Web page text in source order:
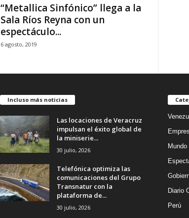
“Metallica Sinfónico” llega a la
Sala Ríos Reyna con un
espectáculo...
6 agosto, 2019
Incluso más noticias
Las locaciones de Veracruz
impulsan el éxito global de
la miniserie...
30 julio, 2026
Telefónica optimiza las
comunicaciones del Grupo
Transnatur con la
plataforma de...
30 julio, 2026
Mundo
Diario
Perú